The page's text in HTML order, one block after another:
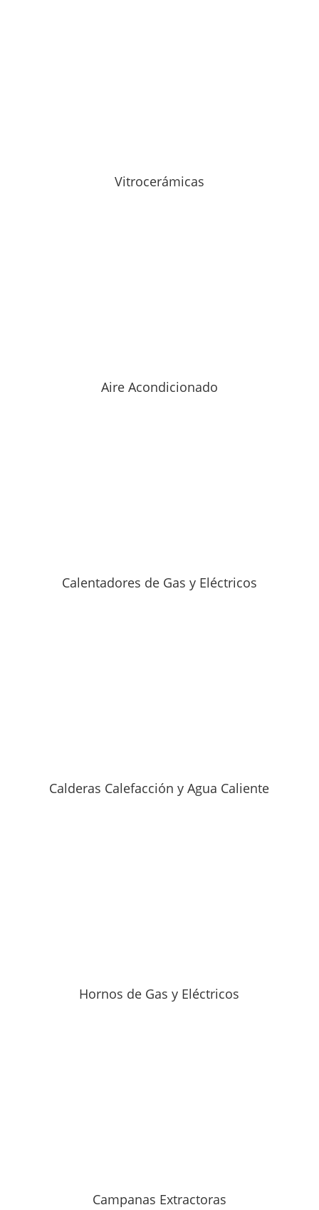
Vitrocerámicas
Aire Acondicionado
Calentadores de Gas y Eléctricos
Calderas Calefacción y Agua Caliente
Hornos de Gas y Eléctricos
Campanas Extractoras